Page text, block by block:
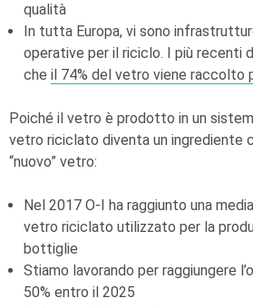
qualità
In tutta Europa, vi sono
operative per il riciclo. I più recenti
che il 74% del vetro viene raccolto
Poiché il vetro è prodotto in un
vetro riciclato diventa un ingrediente
“nuovo” vetro:
Nel 2017 O-I ha raggiunto una
vetro riciclato utilizzato per la
bottiglie
Stiamo lavorando per raggiungere
50% entro il 2025